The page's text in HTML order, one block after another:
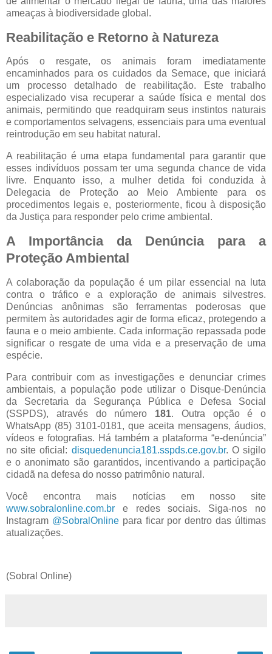
ameaças à biodiversidade global.
Reabilitação e Retorno à Natureza
Após o resgate, os animais foram imediatamente
encaminhados para os cuidados da Semace, que iniciará
um processo detalhado de reabilitação. Este trabalho
especializado visa recuperar a saúde física e mental dos
animais, permitindo que readquiram seus instintos naturais
e comportamentos selvagens, essenciais para uma eventual
reintrodução em seu habitat natural.
A reabilitação é uma etapa fundamental para garantir que
esses indivíduos possam ter uma segunda chance de vida
livre. Enquanto isso, a mulher detida foi conduzida à
Delegacia de Proteção ao Meio Ambiente para os
procedimentos legais e, posteriormente, ficou à disposição
da Justiça para responder pelo crime ambiental.
A Importância da Denúncia para a
Proteção Ambiental
A colaboração da população é um pilar essencial na luta
contra o tráfico e a exploração de animais silvestres.
Denúncias anônimas são ferramentas poderosas que
permitem às autoridades agir de forma eficaz, protegendo a
fauna e o meio ambiente. Cada informação repassada pode
significar o resgate de uma vida e a preservação de uma
espécie.
Para contribuir com as investigações e denunciar crimes
ambientais, a população pode utilizar o Disque-Denúncia
da Secretaria da Segurança Pública e Defesa Social
(SSPDS), através do número 181. Outra opção é o
WhatsApp (85) 3101-0181, que aceita mensagens, áudios,
vídeos e fotografias. Há também a plataforma “e-denúncia”
no site oficial: disquedenuncia181.sspds.ce.gov.br. O sigilo
e o anonimato são garantidos, incentivando a participação
cidadã na defesa do nosso patrimônio natural.
Você encontra mais notícias em nosso site
www.sobralonline.com.br e redes sociais. Siga-nos no
Instagram @SobralOnlinepara ficar por dentro das últimas
atualizações.
(Sobral Online)